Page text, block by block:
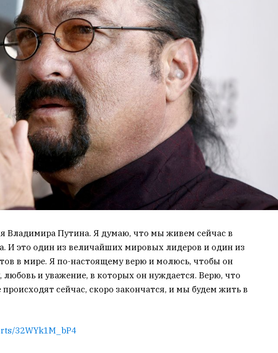
Владимира Путина. Я думаю, что мы живем сейчас в
И это один из величайших мировых лидеров и один из
в мире. Я по-настоящему верю и молюсь, чтобы он
и уважение, в которых он нуждается. Верю, что
сейчас, скоро закончатся, и мы будем жить в
32WYk1M_bP4